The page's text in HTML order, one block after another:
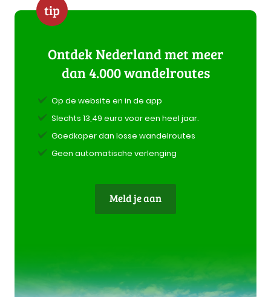
tip
Ontdek Nederland met meer
dan 4.000 wandelroutes
Op de website en in de app
Slechts 13,49 euro voor een heel jaar.
Goedkoper dan losse wandelroutes
Geen automatische verlenging
Meld je aan